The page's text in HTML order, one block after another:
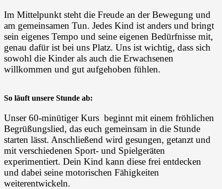
Im Mittelpunkt steht die Freude an der Bewegung und
am gemeinsamen Tun. Jedes Kind ist anders und bringt
sein eigenes Tempo und seine eigenen Bedürfnisse mit,
genau dafür ist bei uns Platz. Uns ist wichtig, dass sich
sowohl die Kinder als auch die Erwachsenen
willkommen und gut aufgehoben fühlen.
So läuft unsere Stunde ab:
Unser 60-minütiger Kurs beginnt mit einem fröhlichen
Begrüßungslied, das euch gemeinsam in die Stunde
starten lässt. Anschließend wird gesungen, getanzt und
mit verschiedenen Sport- und Spielgeräten
experimentiert. Dein Kind kann diese frei entdecken
und dabei seine motorischen Fähigkeiten
weiterentwickeln.